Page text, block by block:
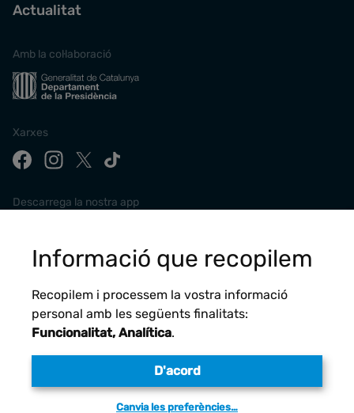
Actualitat
Amb la col·laboració
Xarxes
Descarrega la nostra app
Avís legal
Informació que recopilem
Recopilem i processem la vostra informació
personal amb les següents finalitats:
Funcionalitat, Analítica.
D'acord
Canvia les preferències…